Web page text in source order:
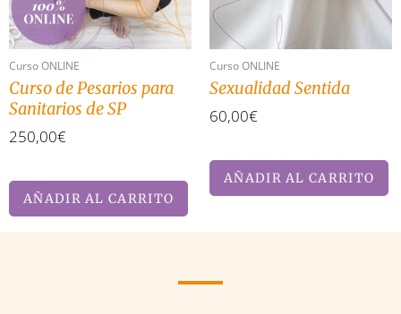
Curso ONLINE
Curso de Pesarios para
Sanitarios de SP
250,00€
AÑADIR AL CARRITO
Curso ONLINE
Sexualidad Sentida
60,00€
AÑADIR AL CARRITO